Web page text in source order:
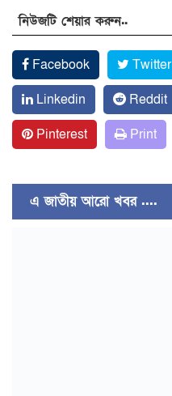
নিউজটি শেয়ার করুন..
Facebook Twitter
Linkedin
Reddit
Pinterest
Print
এ জাতীয় আরো খবর ....